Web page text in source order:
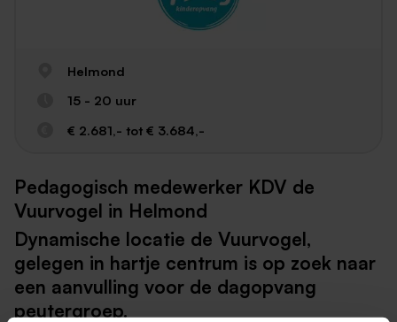
Helmond
15 - 20 uur
€ 2.681,- tot € 3.684,-
Pedagogisch medewerker KDV de
Vuurvogel in Helmond
Dynamische locatie de Vuurvogel,
gelegen in hartje centrum is op zoek naar
een aanvulling voor de dagopvang
peutergroep.